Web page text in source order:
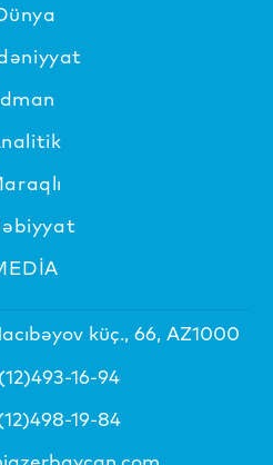
küç., 66, AZ1000
16-94
19-84